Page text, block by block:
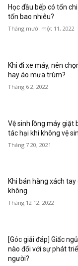
Học đầu bếp có tốn
tốn bao nhiêu?
Tháng mười một 11, 2022
Khi đi xe máy, nên
hay áo mưa trùm?
Tháng 6 2, 2022
Vệ sinh lồng máy giặt
tác hại khi không vệ
Tháng 7 20, 2021
Khi bán hàng xách
không
Tháng 12 12, 2022
[Góc giải đáp] Giấc
nào đối với sự phát
người?